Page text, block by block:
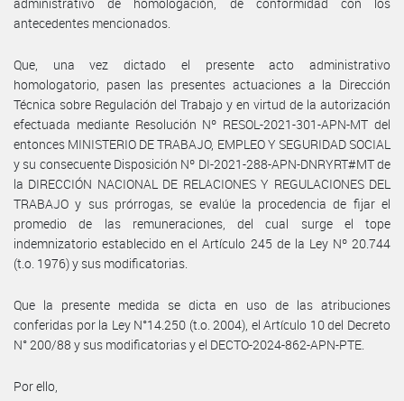
antecedentes mencionados.
Que, una vez dictado el presente acto administrativo
homologatorio, pasen las presentes actuaciones a la Dirección
Técnica sobre Regulación del Trabajo y en virtud de la autorización
efectuada mediante Resolución Nº RESOL-2021-301-APN-MT del
entonces MINISTERIO DE TRABAJO, EMPLEO Y SEGURIDAD SOCIAL
y su consecuente Disposición Nº DI-2021-288-APN-DNRYRT#MT de
la DIRECCIÓN NACIONAL DE RELACIONES Y REGULACIONES DEL
TRABAJO y sus prórrogas, se evalúe la procedencia de fijar el
promedio de las remuneraciones, del cual surge el tope
indemnizatorio establecido en el Artículo 245 de la Ley Nº 20.744
(t.o. 1976) y sus modificatorias.
Que la presente medida se dicta en uso de las atribuciones
conferidas por la Ley N°14.250 (t.o. 2004), el Artículo 10 del Decreto
N° 200/88 y sus modificatorias y el DECTO-2024-862-APN-PTE.
Por ello,